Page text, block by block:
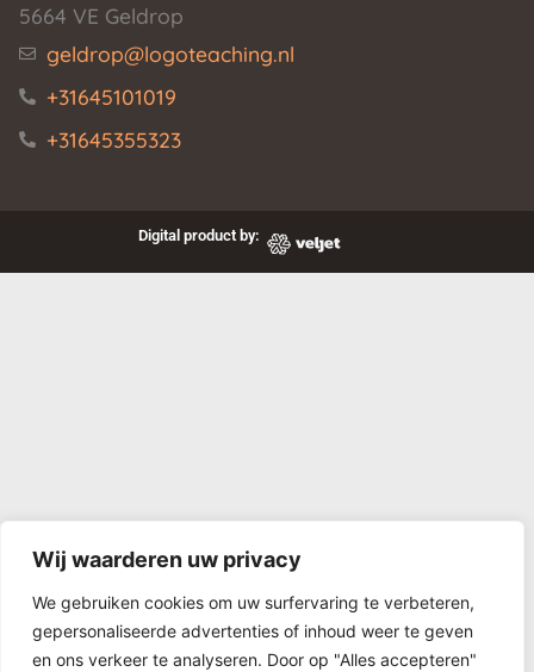
Wij waarderen uw privacy
We gebruiken cookies om uw surfervaring te verbeteren,
gepersonaliseerde advertenties of inhoud weer te geven
en ons verkeer te analyseren. Door op "Alles accepteren"
5664 VE Geldrop
geldrop@logoteaching.nl
+31645101019
+31645355323
Digital product by: